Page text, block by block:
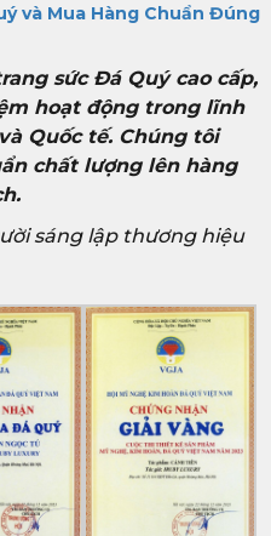
và Mua Hàng Chuẩn Đúng
sức Đá Quý cao cấp,
hoạt động trong lĩnh
Quốc tế. Chúng tôi
chất lượng lên hàng
sáng lập thương hiệu